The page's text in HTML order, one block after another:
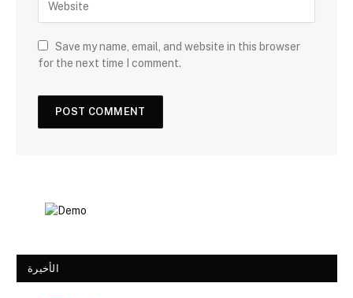
Save my name, email, and website in this browser
for the next time I comment.
الأخيرة